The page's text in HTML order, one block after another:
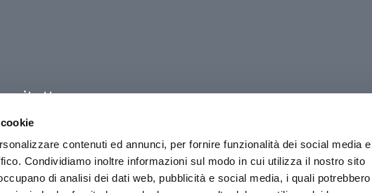
contenuti ed annunci, per fornire funzionalità dei social media e
Condividiamo inoltre informazioni sul modo in cui utilizza il nostro sito
di analisi dei dati web, pubblicità e social media, i quali potrebbero
Cucina
Clima e riscaldamento